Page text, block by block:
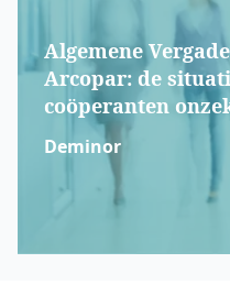
Algemene
Arcopar: de
coöperanten
Deminor